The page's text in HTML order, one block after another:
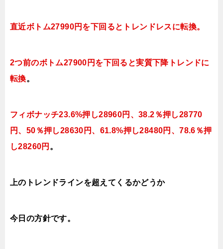
直近ボトム27990円を下回るとトレンドレスに転換。
2つ前のボトム27900円を下回ると実質下降トレンドに
転換。
フィボナッチ23.6%押し28960円、38.2％押し28770
円、50％押し28630円、61.8%押し28480円、78.6％押
し28260円 。
上のトレンドラインを超えてくるかどうか
今日 の方針です。